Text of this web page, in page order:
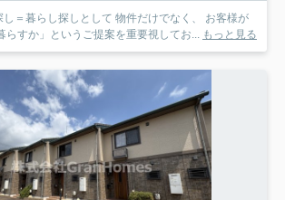
＝暮らし探しとして 物件だけでなく、 お客様が
らすか」というご提案を重要視してお... もっと見る